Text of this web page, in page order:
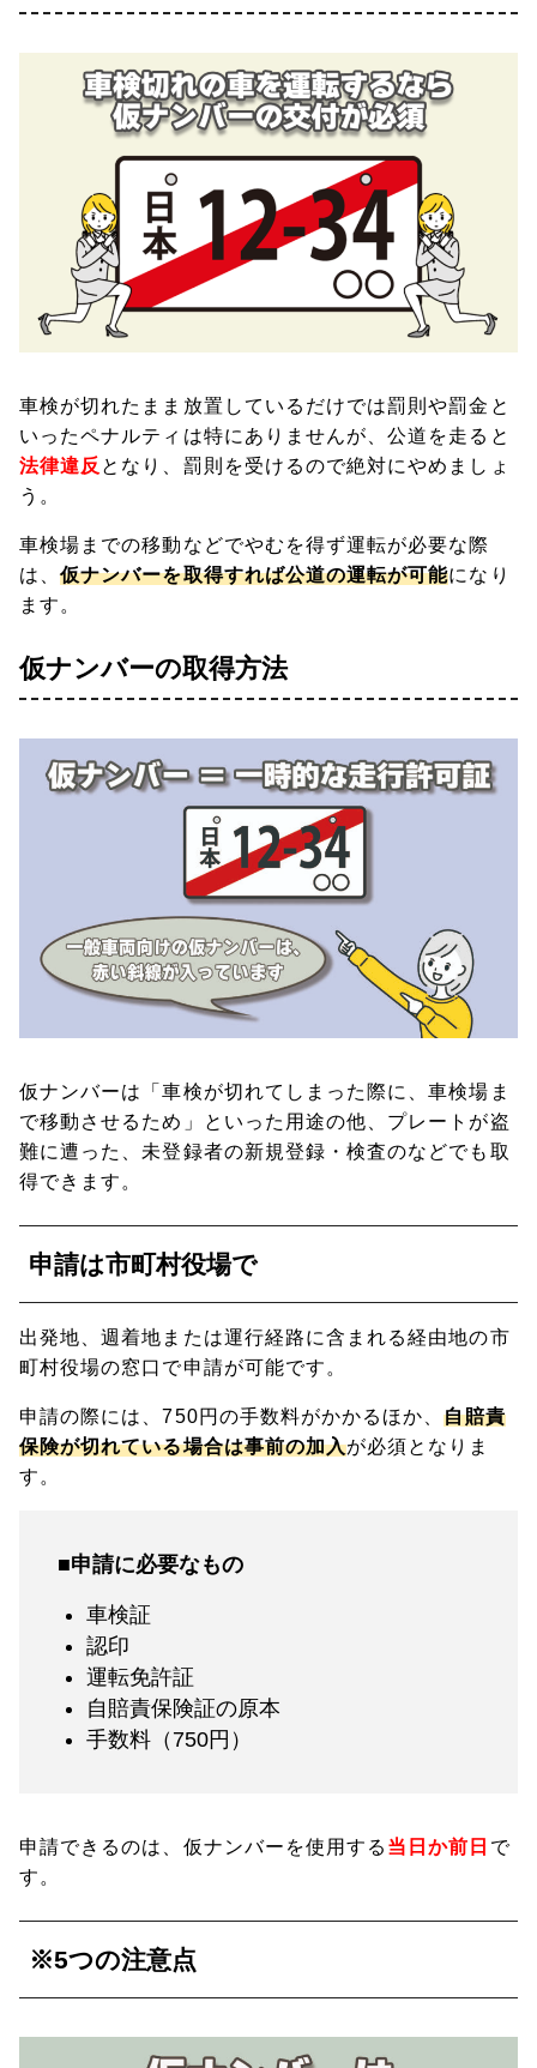
車検が切れたまま放置しているだけでは罰則や罰金と
いったペナルティは特にありませんが、公道を走ると
法律違反 となり、罰則を受けるので絶対にやめましょ
う。
車検場までの移動などでやむを得ず運転が必要な際
は、仮ナンバーを取得すれば公道の運転が可能になり
ます。
仮ナンバーの取得方法
仮ナンバーは「車検が切れてしまった際に、車検場ま
で移動させるため」といった用途の他、プレートが盗
難に遭った、未登録者の新規登録・検査のなどでも取
得できます。
申請は市町村役場で
出発地、週着地または運行経路に含まれる経由地の市
町村役場の窓口で申請が可能です。
申請の際には、750円の手数料がかかるほか、自賠責
保険が切れている場合は事前の加入が必須となりま
す。
■申請に必要なもの
車検証
認印
運転免許証
自賠責保険証の原本
手数料（750円）
申請できるのは、仮ナンバーを使用する 当日か前日 で
す。
※5つの注意点